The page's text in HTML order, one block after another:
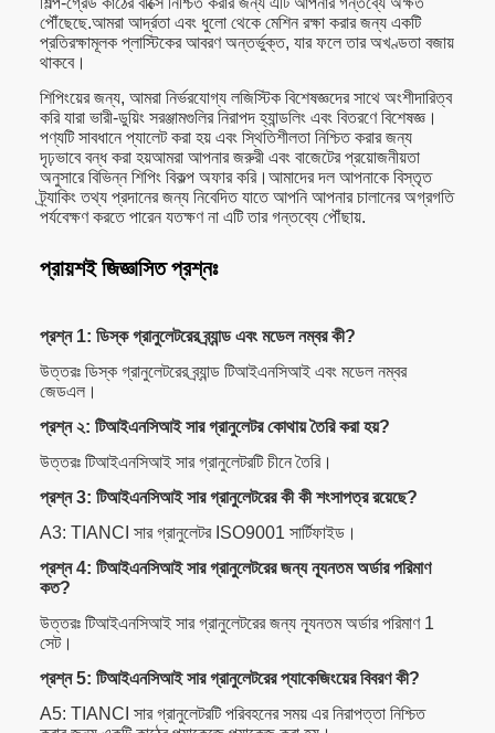
পৌঁছেছে.আমরা আর্দ্রতা এবং ধুলো থেকে মেশিন রক্ষা করার জন্য একটি
প্রতিরক্ষামূলক প্লাস্টিকের আবরণ অন্তর্ভুক্ত, যার ফলে তার অখণ্ডতা বজায়
থাকবে।
শিপিংয়ের জন্য, আমরা নির্ভরযোগ্য লজিস্টিক বিশেষজ্ঞদের সাথে অংশীদারিত্ব
করি যারা ভারী-ডুয়িং সরঞ্জামগুলির নিরাপদ হ্যান্ডলিং এবং বিতরণে বিশেষজ্ঞ।
পণ্যটি সাবধানে প্যালেট করা হয় এবং স্থিতিশীলতা নিশ্চিত করার জন্য
দৃঢ়ভাবে বন্ধ করা হয়আমরা আপনার জরুরী এবং বাজেটের প্রয়োজনীয়তা
অনুসারে বিভিন্ন শিপিং বিকল্প অফার করি।আমাদের দল আপনাকে বিস্তৃত
ট্র্যাকিং তথ্য প্রদানের জন্য নিবেদিত যাতে আপনি আপনার চালানের অগ্রগতি
পর্যবেক্ষণ করতে পারেন যতক্ষণ না এটি তার গন্তব্যে পৌঁছায়.
প্রায়শই জিজ্ঞাসিত প্রশ্নঃ
প্রশ্ন 1: ডিস্ক গ্রানুলেটরের ব্র্যান্ড এবং মডেল নম্বর কী?
উত্তরঃ ডিস্ক গ্রানুলেটরের ব্র্যান্ড টিআইএনসিআই এবং মডেল নম্বর
জেডএল।
প্রশ্ন ২: টিআইএনসিআই সার গ্রানুলেটর কোথায় তৈরি করা হয়?
উত্তরঃ টিআইএনসিআই সার গ্রানুলেটরটি চীনে তৈরি।
প্রশ্ন 3: টিআইএনসিআই সার গ্রানুলেটরের কী কী শংসাপত্র রয়েছে?
A3: TIANCI সার গ্রানুলেটর ISO9001 সার্টিফাইড।
প্রশ্ন 4: টিআইএনসিআই সার গ্রানুলেটরের জন্য ন্যূনতম অর্ডার পরিমাণ
কত?
উত্তরঃ টিআইএনসিআই সার গ্রানুলেটরের জন্য ন্যূনতম অর্ডার পরিমাণ 1
সেট।
প্রশ্ন 5: টিআইএনসিআই সার গ্রানুলেটরের প্যাকেজিংয়ের বিবরণ কী?
A5: TIANCI সার গ্রানুলেটরটি পরিবহনের সময় এর নিরাপত্তা নিশ্চিত